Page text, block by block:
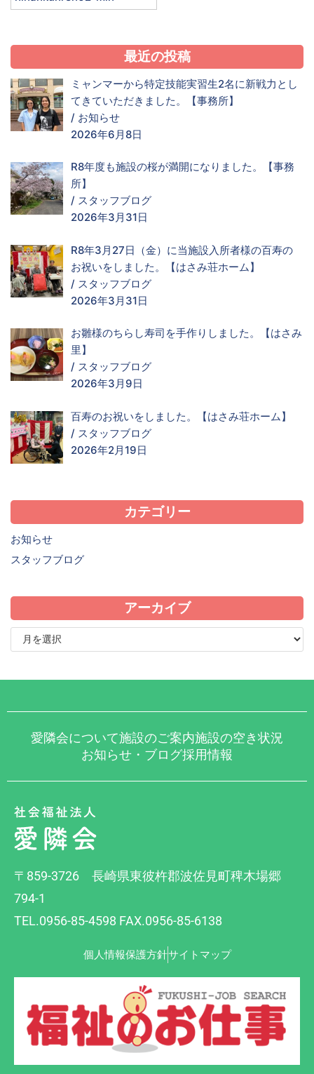
最近の投稿
ミャンマーから特定技能実習生2名に新戦力とし
てきていただきました。【事務所】
/ お知らせ
2026年6月8日
R8年度も施設の桜が満開になりました。【事務
所】
/ スタッフブログ
2026年3月31日
R8年3月27日（金）に当施設入所者様の百寿の
お祝いをしました。【はさみ荘ホーム】
/ スタッフブログ
2026年3月31日
お雛様のちらし寿司を手作りしました。【はさみ
里】
/ スタッフブログ
2026年3月9日
百寿のお祝いをしました。【はさみ荘ホーム】
/ スタッフブログ
2026年2月19日
カテゴリー
お知らせ
スタッフブログ
アーカイブ
愛隣会について施設のご案内施設の空き状況
お知らせ・ブログ採用情報
〒859-3726 長崎県東彼杵郡波佐見町稗木場郷
794-1
TEL.0956-85-4598 FAX.0956-85-6138
個人情報保護方針サイトマップ